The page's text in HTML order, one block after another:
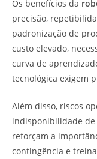
Os benefícios da
precisão,
padronização de
custo elevado,
curva de
tecnológica exigem
Além disso, riscos
indisponibilidade
reforçam a
contingência e